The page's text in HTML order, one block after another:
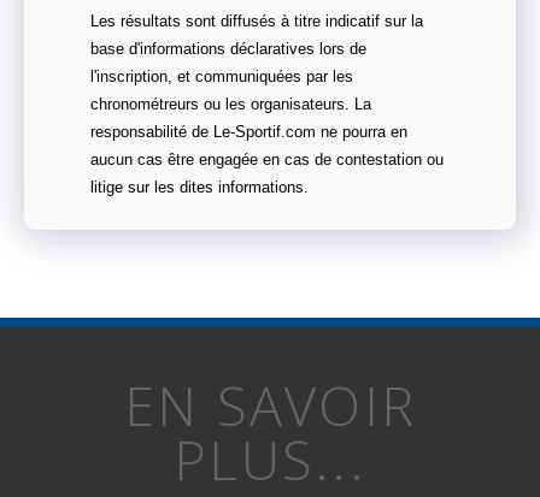
Les résultats sont diffusés à titre indicatif sur la
base d'informations déclaratives lors de
l'inscription, et communiquées par les
chronométreurs ou les organisateurs. La
responsabilité de Le-Sportif.com ne pourra en
aucun cas être engagée en cas de contestation ou
litige sur les dites informations.
EN SAVOIR
PLUS...